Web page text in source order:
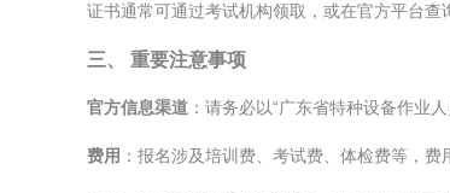
证书通常可通过考试机构领取，或在官方平台查
三、 重要注意事项
官方信息渠道 ：请务必以“广东省特种设备作业
费用 ：报名涉及培训费、考试费、体检费等，